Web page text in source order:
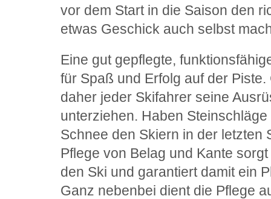
vor dem Start in die Saison den
etwas Geschick auch selbst
Eine gut gepflegte,
für Spaß und Erfolg auf der
daher jeder Skifahrer seine
unterziehen. Haben
Schnee den Skiern in der letzten
Pflege von Belag und Kante
den Ski und garantiert damit ein
Ganz nebenbei dient die Pflege